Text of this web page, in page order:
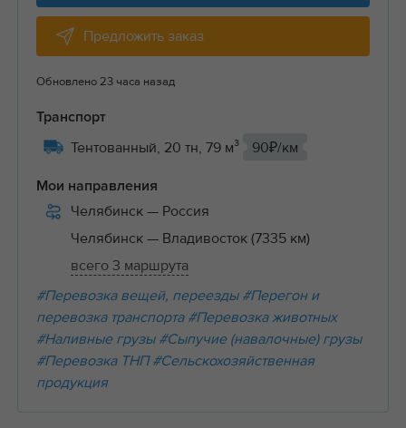
Предложить заказ
Обновлено 23 часа назад
Транспорт
Тентованный, 20 тн, 79 м³ 90₽/км
Мои направления
Челябинск — Россия
Челябинск — Владивосток (7335 км)
всего 3 маршрута
#Перевозка вещей, переезды #Перегон и
перевозка транспорта #Перевозка животных
#Наливные грузы #Сыпучие (навалочные) грузы
#Перевозка ТНП #Сельскохозяйственная
продукция